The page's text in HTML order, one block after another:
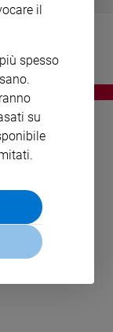
il
spesso
su